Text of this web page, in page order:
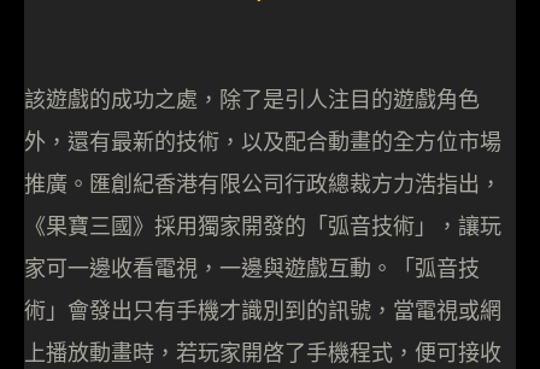
該遊戲的成功之處，除了是引人注目的遊戲角色
外，還有最新的技術，以及配合動畫的全方位市場
推廣。匯創紀香港有限公司行政總裁方力浩指出，
《果寶三國》採用獨家開發的「弧音技術」，讓玩
家可一邊收看電視，一邊與遊戲互動。「弧音技
術」會發出只有手機才識別到的訊號，當電視或網
上播放動畫時，若玩家開啓了手機程式，便可接收